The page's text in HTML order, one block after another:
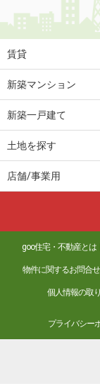
賃貸
新築マンション
新築一戸建て
土地を探す
店舗/事業用
goo住宅・不動産とは
物件に関するお問合
個人情報の取
プライバシー